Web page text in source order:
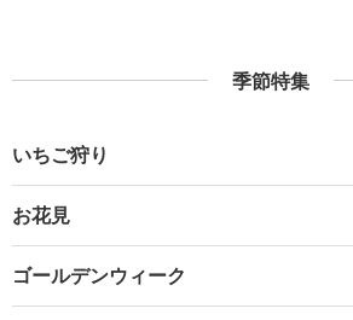
季節特集
いちご狩り
お花見
ゴールデンウィーク